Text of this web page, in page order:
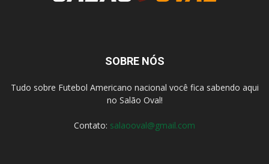
SOBRE NÓS
Tudo sobre Futebol Americano nacional você fica sabendo aqui
no Salão Oval!
Contato: salaooval@gmail.com